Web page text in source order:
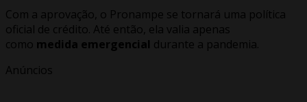
Com a aprovação, o Pronampe se tornará uma política
oficial de crédito. Até então, ela valia apenas
como medida emergencial durante a pandemia.
Anúncios